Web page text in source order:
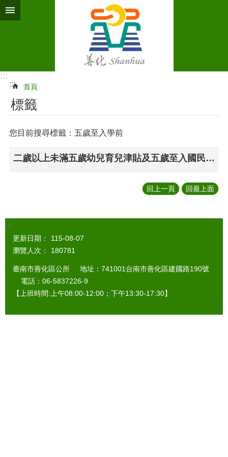
跳到主要內容區塊
:::
:::
首頁
標籤
您目前搜尋標籤：五歲至入學前
二歲以上未滿五歲幼兒育兒津貼及五歲至入國民小學前幼兒就學補助申請表
回上一頁 回最上面
:::
更新日期：
115-08-07
瀏覽人次：
180781
臺南市善化區公所 地址：741001台南市善化區建國路190號
電話：06-5837226-9
【上班時間:上午08:00-12:00；下午13:30-17:30】